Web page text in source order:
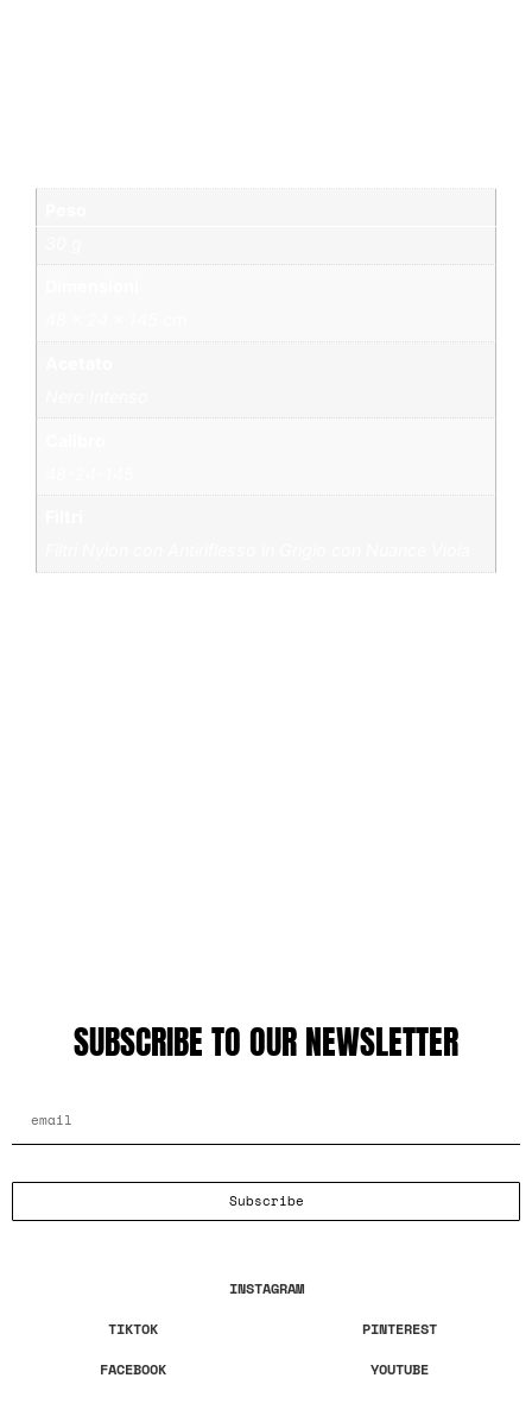
SUBSCRIBE TO OUR NEWSLETTER
Subscribe
INSTAGRAM
TIKTOK
PINTEREST
FACEBOOK
YOUTUBE